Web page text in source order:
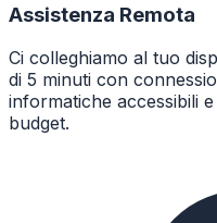
Assistenza Remota
Ci colleghiamo al tuo
di 5 minuti con
informatiche accessibili
budget.